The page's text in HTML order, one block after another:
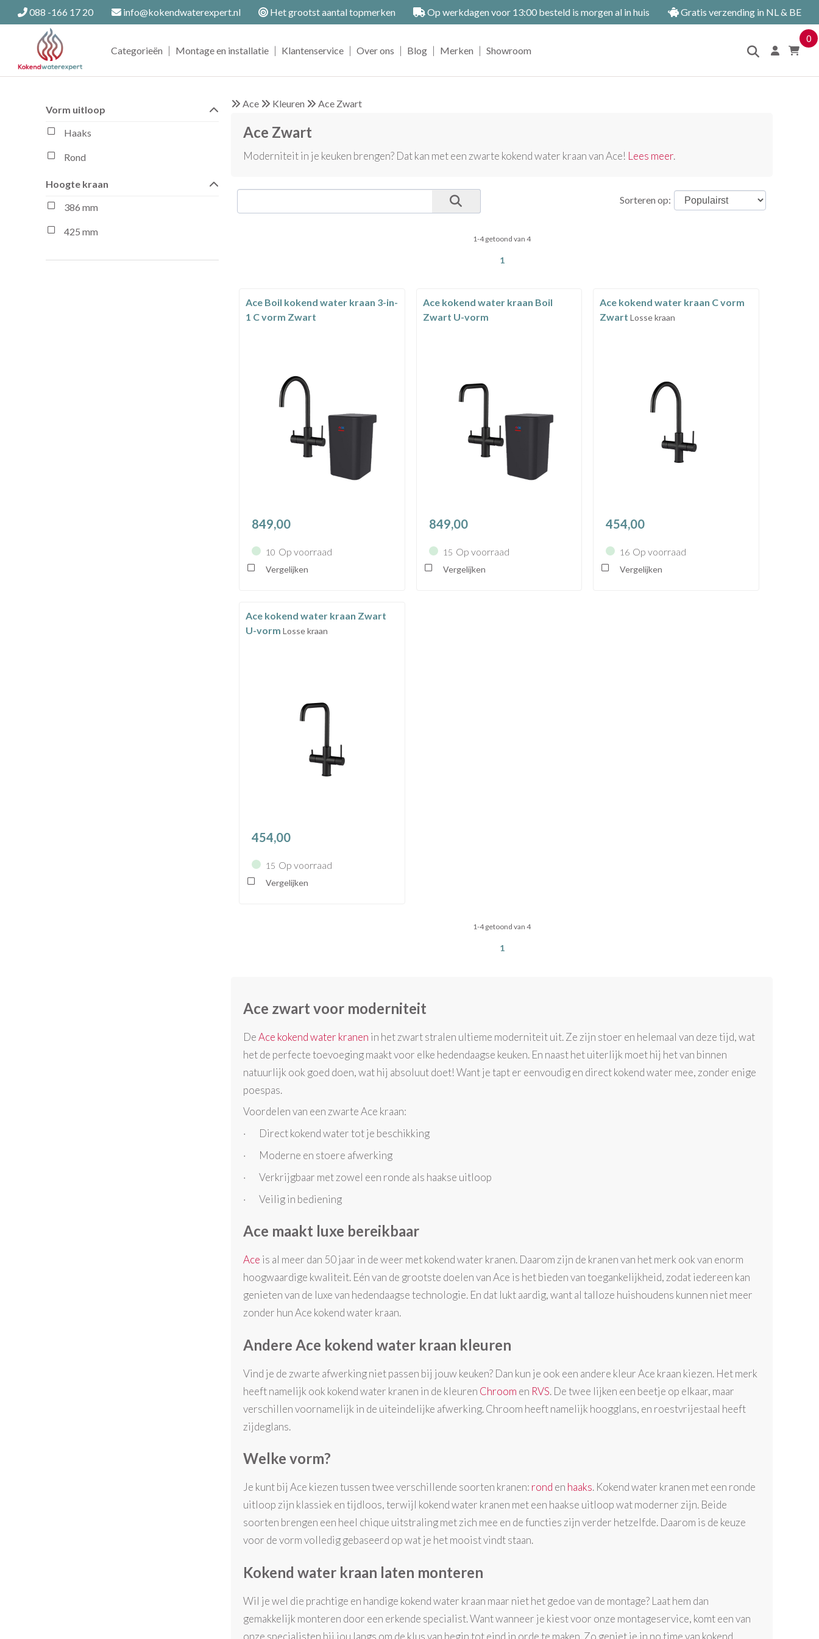
088 -166 17 20 info@kokendwaterexpert.nl Het grootst aantal topmerken Op werkdagen voor 13:00 besteld is morgen al in huis Gratis verzending in NL & BE
Categorieën | Montage en installatie | Klantenservice | Over ons | Blog | Merken | Showroom
0
Ace Kleuren Ace Zwart
Ace Zwart
Moderniteit in je keuken brengen? Dat kan met een zwarte kokend water kraan van Ace! Lees meer.
Sorteren op:
1-4 getoond van 4
1
Ace Boil kokend water kraan 3-in-
1 C vorm Zwart
849,00
10 Op voorraad
Vergelijken
Ace kokend water kraan Boil
Zwart U-vorm
849,00
15 Op voorraad
Vergelijken
Ace kokend water kraan C vorm
Zwart Losse kraan
454,00
16 Op voorraad
Vergelijken
Ace kokend water kraan Zwart
U-vormLosse kraan
454,00
15 Op voorraad
Vergelijken
1-4 getoond van 4
1
Ace zwart voor moderniteit
DeAce kokend water kranen in het zwart stralen ultieme moderniteit uit. Ze zijn stoer en helemaal van deze tijd, wat
het de perfecte toevoeging maakt voor elke hedendaagse keuken. En naast het uiterlijk moet hij het van binnen
natuurlijk ook goed doen, wat hij absoluut doet! Want je tapt er eenvoudig en direct kokend water mee, zonder enige
poespas.
Voordelen van een zwarte Ace kraan:
· Direct kokend water tot je beschikking
· Moderne en stoere afwerking
· Verkrijgbaar met zowel een ronde als haakse uitloop
· Veilig in bediening
Ace maakt luxe bereikbaar
Ace is al meer dan 50 jaar in de weer met kokend water kranen. Daarom zijn de kranen van het merk ook van enorm
hoogwaardige kwaliteit. Eén van de grootste doelen van Ace is het bieden van toegankelijkheid, zodat iedereen kan
genieten van de luxe van hedendaagse technologie. En dat lukt aardig, want al talloze huishoudens kunnen niet meer
zonder hun Ace kokend water kraan.
Andere Ace kokend water kraan kleuren
Vind je de zwarte afwerking niet passen bij jouw keuken? Dan kun je ook een andere kleur Ace kraan kiezen. Het merk
heeft namelijk ook kokend water kranen in de kleuren Chroom en RVS. De twee lijken een beetje op elkaar, maar
verschillen voornamelijk in de uiteindelijke afwerking. Chroom heeft namelijk hoogglans, en roestvrijestaal heeft
zijdeglans.
Welke vorm?
Je kunt bij Ace kiezen tussen twee verschillende soorten kranen: rond en haaks. Kokend water kranen met een ronde
uitloop zijn klassiek en tijdloos, terwijl kokend water kranen met een haakse uitloop wat moderner zijn. Beide
soorten brengen een heel chique uitstraling met zich mee en de functies zijn verder hetzelfde. Daarom is de keuze
voor de vorm volledig gebaseerd op wat je het mooist vindt staan.
Kokend water kraan laten monteren
Wil je wel die prachtige en handige kokend water kraan maar niet het gedoe van de montage? Laat hem dan
gemakkelijk monteren door een erkende specialist. Want wanneer je kiest voor onze montageservice, komt een van
onze specialisten bij jou langs om de klus van begin tot eind in orde te maken. Zo geniet je in no time van kokend
Vorm uitloop
Haaks
Rond
Hoogte kraan
386 mm
425 mm